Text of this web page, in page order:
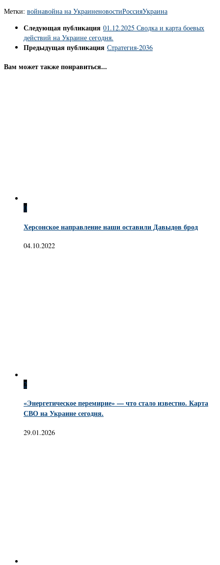
Метки: войнавойна на УкраиненовостиРоссияУкраина
Следующая публикация 01.12.2025 Сводка и карта боевых
действий на Украине сегодня.
Предыдущая публикация Стратегия-2036
Вам может также понравиться...
0
Херсонское направление наши оставили Давыдов брод
04.10.2022
2
«Энергетическое перемирие» — что стало известно. Карта
СВО на Украине сегодня.
29.01.2026